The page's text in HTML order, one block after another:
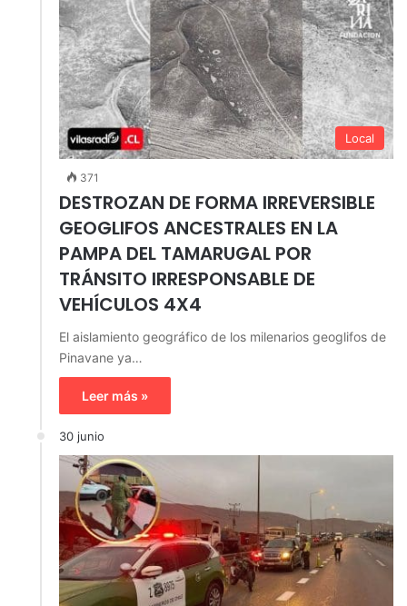
Local
371
DESTROZAN DE FORMA IRREVERSIBLE
GEOGLIFOS ANCESTRALES EN LA
PAMPA DEL TAMARUGAL POR
TRÁNSITO IRRESPONSABLE DE
VEHÍCULOS 4X4
El aislamiento geográfico de los milenarios geoglifos de
Pinavane ya…
Leer más »
30 junio